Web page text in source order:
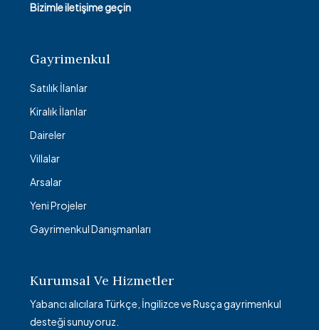
Bizimle iletişime geçin
Gayrimenkul
Satılık İlanlar
Kiralık İlanlar
Daireler
Villalar
Arsalar
Yeni Projeler
Gayrimenkul Danışmanları
Kurumsal Ve Hizmetler
Yabancı alıcılara Türkçe, İngilizce ve Rusça gayrimenkul
desteği sunuyoruz.